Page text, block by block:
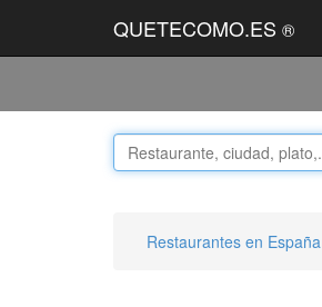
QUETECOMO.ES ®
Restaurantes en España